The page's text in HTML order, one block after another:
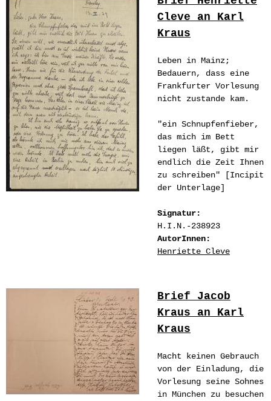
Cleve an Karl
Kraus
Leben in Mainz;
Bedauern, dass eine
Frankfurter Vorlesung
nicht zustande kam.
"ein Schnupfenfieber,
das mich im Bett
liegen läßt, gibt mir
endlich die Zeit Ihnen
zu schreiben" [Incipit
der Unterlage]
Signatur:
H.I.N.-238923
AutorInnen:
Henriette Cleve
Brief Jacob
Kraus an Karl
Kraus
Macht keinen Gebrauch
von der Einladung, die
Vorlesung seine Sohnes
in München zu besuchen